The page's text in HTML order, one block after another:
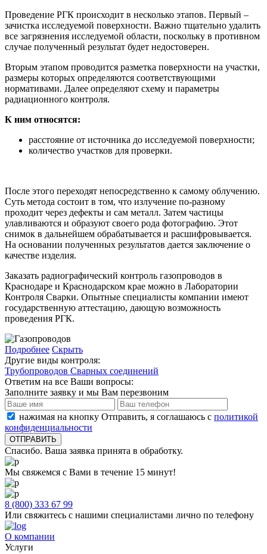
Проведение РГК происходит в несколько этапов. Первый –
зачистка исследуемой поверхности. Важно тщательно удалить
все загрязнения исследуемой области, поскольку в противном
случае полученный результат будет недостоверен.
Вторым этапом проводится разметка поверхности на участки,
размеры которых определяются соответствующими
нормативами. Далее определяют схему и параметры
радиационного контроля.
К ним относятся:
расстояние от источника до исследуемой поверхности;
количество участков для проверки.
После этого переходят непосредственно к самому облучению.
Суть метода состоит в том, что излучение по-разному
проходит через дефекты и сам металл. Затем частицы
улавливаются и образуют своего рода фотографию. Этот
снимок в дальнейшем обрабатывается и расшифровывается.
На основании полученных результатов дается заключение о
качестве изделия.
Заказать радиографический контроль газопроводов в
Краснодаре и Краснодарском крае можно в Лаборатории
Контроля Сварки. Опытные специалисты компании имеют
государственную аттестацию, дающую возможность
проведения РГК.
Подробнее Скрыть
Другие виды контроля:
Трубопроводов Сварных соединений
Ответим на все Ваши вопросы:
Заполните заявку и мы Вам перезвоним
нажимая на кнопку Отправить, я соглашаюсь с политикой
конфиденциальности
Спасибо. Ваша заявка принята в обработку.
Мы свяжемся с Вами в течение 15 минут!
8 (800) 333 67 99
Или свяжитесь с нашими специалистами лично по телефону
О компании
Услуги